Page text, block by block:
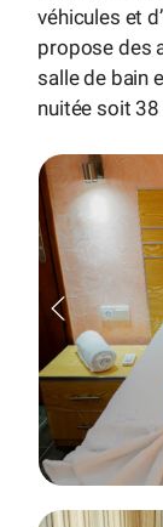
véhicules et
propose des
salle de bain
nuitée soit 38